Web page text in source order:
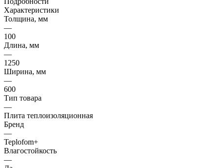
Характеристики
Толщина, мм
—
100
Длина, мм
—
1250
Ширина, мм
—
600
Тип товара
—
Плита теплоизоляционная
Бренд
—
Teplofom+
Влагостойкость
—